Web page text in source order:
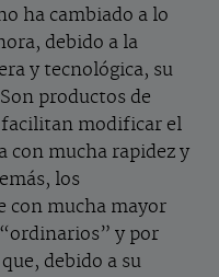
ha cambiado a lo
debido a la
y tecnológica, su
productos de
modificar el
con mucha rapidez y
los
con mucha mayor
y por
debido a su